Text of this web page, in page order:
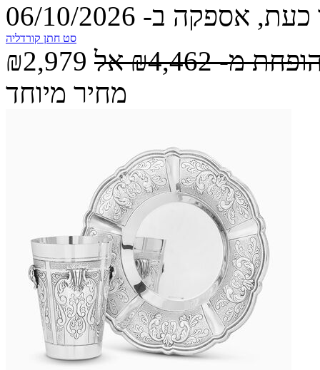
אספקה ב- 06/10/2026
סט חתן קורדליה
₪2,979 מ-₪4,462 אל
מחיר מיוחד